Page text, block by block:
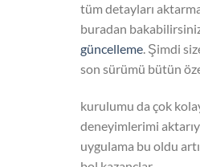
tüm detayları
buradan
güncelleme. Şimdi
son sürümü bütün
kurulumu da çok
deneyimlerimi
uygulama bu oldu